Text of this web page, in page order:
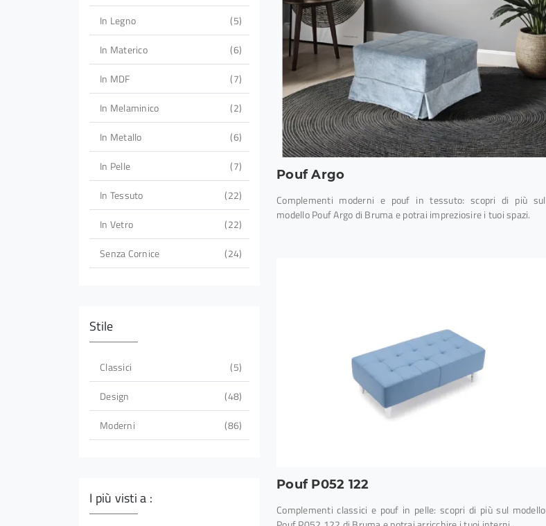
In Legno
5
In Materico
6
In MDF
7
In Melaminico
2
In Metallo
6
In Pelle
7
In Tessuto
22
In Vetro
22
Senza Cornice
24
Stile
Classici
5
Design
48
Moderni
86
I più visti a :
Pouf Argo
Complementi moderni e pouf in tessuto: scopri di più sul
modello Pouf Argo di Bruma e potrai impreziosire i tuoi spazi.
Pouf P052 122
Complementi classici e pouf in pelle: scopri di più sul modello